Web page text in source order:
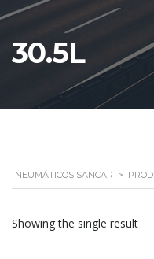
30.5L
NEUMÁTICOS SANCAR >
Showing the single result